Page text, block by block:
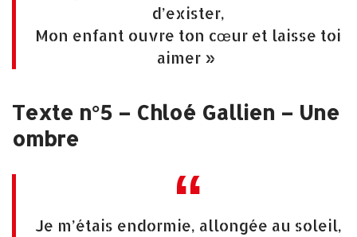
d’exister,
Mon enfant ouvre ton cœur et laisse toi
aimer »
Texte n°5 – Chloé Gallien – Une
ombre
Je m’étais endormie, allongée au soleil,